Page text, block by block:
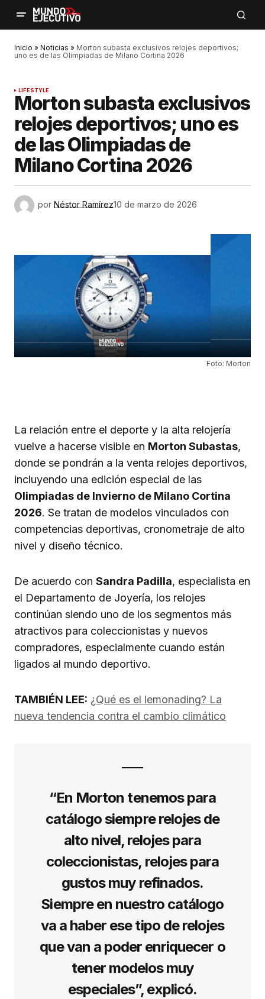
Inicio » Noticias » Morton subasta exclusivos relojes deportivos;
uno es de las Olimpiadas de Milano Cortina 2026
LIFESTYLE
Morton subasta exclusivos
relojes deportivos; uno es
de las Olimpiadas de
Milano Cortina 2026
por Néstor Ramírez10 de marzo de 2026
Foto: Morton
La relación entre el deporte y la alta relojería
vuelve a hacerse visible en Morton Subastas,
donde se pondrán a la venta relojes deportivos,
incluyendo una edición especial de las
Olimpiadas de Invierno de Milano Cortina
2026. Se tratan de modelos vinculados con
competencias deportivas, cronometraje de alto
nivel y diseño técnico.
De acuerdo con Sandra Padilla, especialista en
el Departamento de Joyería, los relojes
continúan siendo uno de los segmentos más
atractivos para coleccionistas y nuevos
compradores, especialmente cuando están
ligados al mundo deportivo.
TAMBIÉN LEE: ¿Qué es el lemonading? La
nueva tendencia contra el cambio climático
“En Morton tenemos para
catálogo siempre relojes de
alto nivel, relojes para
coleccionistas, relojes para
gustos muy refinados.
Siempre en nuestro catálogo
va a haber ese tipo de relojes
que van a poder enriquecer o
tener modelos muy
especiales”, explicó.